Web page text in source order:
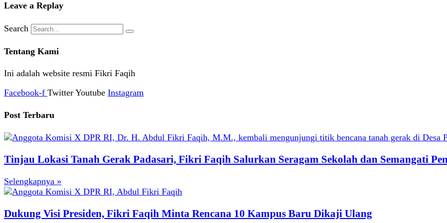
Leave a Replay
Search
Tentang Kami
Ini adalah website resmi Fikri Faqih
Facebook-f Twitter Youtube Instagram
Post Terbaru
Tinjau Lokasi Tanah Gerak Padasari, Fikri Faqih Salurkan Seragam Sekolah dan Semangati
Selengkapnya »
Dukung Visi Presiden, Fikri Faqih Minta Rencana 10 Kampus Baru Dikaji Ulang